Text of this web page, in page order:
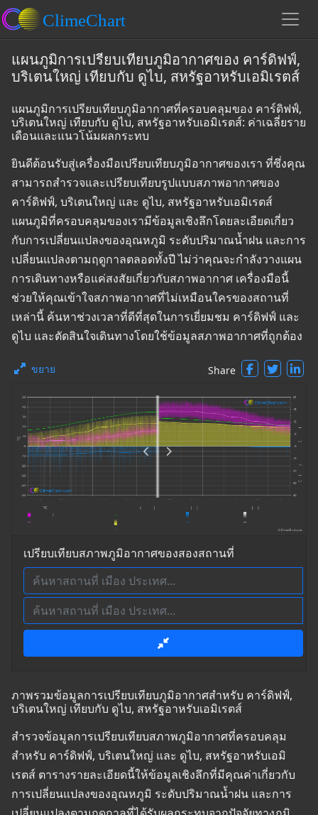
แผนภูมิการเปรียบเทียบภูมิอากาศของ คาร์ดิฟฟ์,
บริเตนใหญ่ เทียบกับ ดูไบ, สหรัฐอาหรับเอมิเรตส์
แผนภูมิการเปรียบเทียบภูมิอากาศที่ครอบคลุมของ คาร์ดิฟฟ์,
บริเตนใหญ่ เทียบกับ ดูไบ, สหรัฐอาหรับเอมิเรตส์: ค่าเฉลี่ยราย
เดือนและแนวโน้มผลกระทบ
ยินดีต้อนรับสู่เครื่องมือเปรียบเทียบภูมิอากาศของเรา ที่ซึ่งคุณ
สามารถสำรวจและเปรียบเทียบรูปแบบสภาพอากาศของ
คาร์ดิฟฟ์, บริเตนใหญ่ และ ดูไบ, สหรัฐอาหรับเอมิเรตส์
แผนภูมิที่ครอบคลุมของเรามีข้อมูลเชิงลึกโดยละเอียดเกี่ยว
กับการเปลี่ยนแปลงของอุณหภูมิ ระดับปริมาณน้ำฝน และการ
เปลี่ยนแปลงตามฤดูกาลตลอดทั้งปี ไม่ว่าคุณจะกำลังวางแผน
การเดินทางหรือแค่สงสัยเกี่ยวกับสภาพอากาศ เครื่องมือนี้
ช่วยให้คุณเข้าใจสภาพอากาศที่ไม่เหมือนใครของสถานที่
เหล่านี้ ค้นหาช่วงเวลาที่ดีที่สุดในการเยี่ยมชม คาร์ดิฟฟ์ และ
ดูไบ และตัดสินใจเดินทางโดยใช้ข้อมูลสภาพอากาศที่ถูกต้อง
ขยาย Share
เปรียบเทียบสภาพภูมิอากาศของสองสถานที่
ภาพรวมข้อมูลการเปรียบเทียบภูมิอากาศสำหรับ คาร์ดิฟฟ์,
บริเตนใหญ่ เทียบกับ ดูไบ, สหรัฐอาหรับเอมิเรตส์
สำรวจข้อมูลการเปรียบเทียบสภาพภูมิอากาศที่ครอบคลุม
สำหรับ คาร์ดิฟฟ์, บริเตนใหญ่ และ ดูไบ, สหรัฐอาหรับเอมิ
เรตส์ ตารางรายละเอียดนี้ให้ข้อมูลเชิงลึกที่มีคุณค่าเกี่ยวกับ
การเปลี่ยนแปลงของอุณหภูมิ ระดับปริมาณน้ำฝน และการ